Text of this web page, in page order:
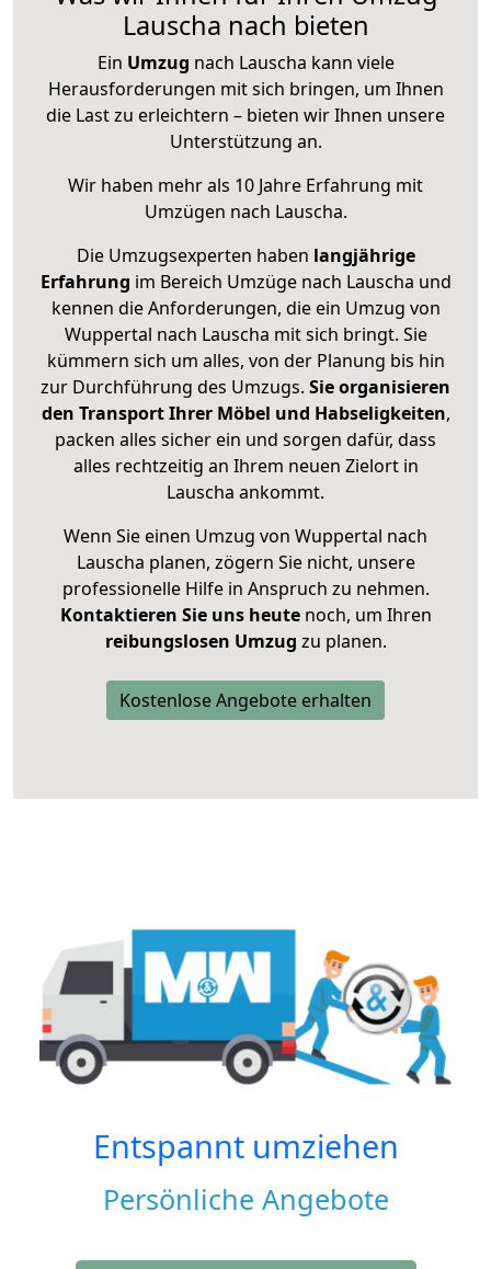
Lauscha nach bieten
Ein Umzug nach Lauscha kann viele
Herausforderungen mit sich bringen, um Ihnen
die Last zu erleichtern – bieten wir Ihnen unsere
Unterstützung an.
Wir haben mehr als 10 Jahre Erfahrung mit
Umzügen nach Lauscha.
Die Umzugsexperten haben langjährige
Erfahrung im Bereich Umzüge nach Lauscha und
kennen die Anforderungen, die ein Umzug von
Wuppertal nach Lauscha mit sich bringt. Sie
kümmern sich um alles, von der Planung bis hin
zur Durchführung des Umzugs. Sie organisieren
den Transport Ihrer Möbel und Habseligkeiten,
packen alles sicher ein und sorgen dafür, dass
alles rechtzeitig an Ihrem neuen Zielort in
Lauscha ankommt.
Wenn Sie einen Umzug von Wuppertal nach
Lauscha planen, zögern Sie nicht, unsere
professionelle Hilfe in Anspruch zu nehmen.
Kontaktieren Sie uns heutenoch, um Ihren
reibungslosen Umzug zu planen.
Kostenlose Angebote erhalten
Entspannt umziehen
Persönliche Angebote